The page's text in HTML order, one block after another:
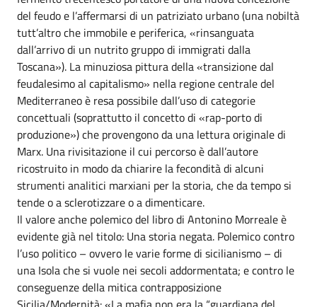
del feudo e l’affermarsi di un patriziato urbano (una nobiltà
tutt’altro che immobile e periferica, «rinsanguata
dall’arrivo di un nutrito gruppo di immigrati dalla
Toscana»). La minuziosa pittura della «transizione dal
feudalesimo al capitalismo» nella regione centrale del
Mediterraneo è resa possibile dall’uso di categorie
concettuali (soprattutto il concetto di «rap-porto di
produzione») che provengono da una lettura originale di
Marx. Una rivisitazione il cui percorso è dall’autore
ricostruito in modo da chiarire la fecondità di alcuni
strumenti analitici marxiani per la storia, che da tempo si
tende o a sclerotizzare o a dimenticare.
Il valore anche polemico del libro di Antonino Morreale è
evidente già nel titolo: Una storia negata. Polemico contro
l’uso politico – ovvero le varie forme di sicilianismo – di
una Isola che si vuole nei secoli addormentata; e contro le
conseguenze della mitica contrapposizione